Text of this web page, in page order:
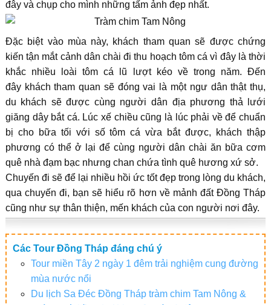
đây và chụp cho mình những tấm ảnh đẹp nhất.
Đặc biệt vào mùa này, khách tham quan sẽ được chứng
kiến tận mắt cảnh dân chài đi thu hoạch tôm cá vì đây là thời
khắc nhiều loài tôm cá lũ lượt kéo về trong năm. Đến
đây khách tham quan sẽ đóng vai là một ngư dân thật thụ,
du khách sẽ được cùng người dân địa phương thả lưới
giăng dây bắt cá. Lúc xế chiều cũng là lúc phải về để chuẩn
bị cho bữa tối với số tôm cá vừa bắt được, khách thập
phương có thể ở lại để cùng người dân chài ăn bữa cơm
quê nhà đạm bạc nhưng chan chứa tình quê hương xứ sở.
Chuyến đi sẽ để lại nhiều hồi ức tốt đẹp trong lòng du khách,
qua chuyến đi, bạn sẽ hiểu rõ hơn về mảnh đất Đồng Tháp
cũng như sự thân thiện, mến khách của con người nơi đây.
Các Tour Đồng Tháp đáng chú ý
Tour miền Tây 2 ngày 1 đêm trải nghiệm cung đường
mùa nước nổi
Du lịch Sa Đéc Đồng Tháp tràm chim Tam Nông &